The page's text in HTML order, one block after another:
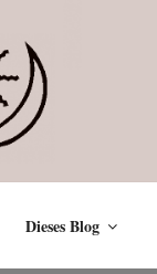
Dieses Blog